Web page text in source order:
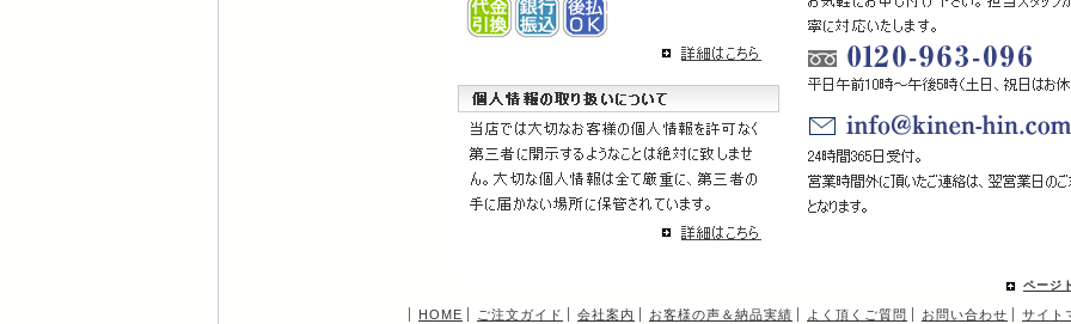
ページ
HOME ご注文ガイド 会社案内 お客様の声＆納品実績 よく頂くご質問 お問い合わせ サイト